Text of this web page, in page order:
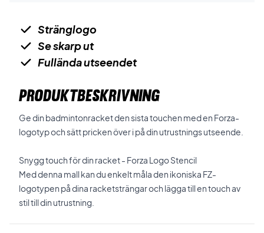
Stränglogo
Se skarp ut
Fullända utseendet
PRODUKTBESKRIVNING
Ge din badmintonracket den sista touchen med en Forza-
logotyp och sätt pricken över i på din utrustnings utseende.
Snygg touch för din racket - Forza Logo Stencil
Med denna mall kan du enkelt måla den ikoniska FZ-
logotypen på dina racketsträngar och lägga till en touch av
stil till din utrustning.